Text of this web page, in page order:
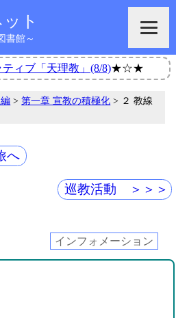
ト
書館～
ィブ「天理教」(8/8)★☆★
>第一章 宣教の積極化 > ２ 教線
へ
巡教活動 ＞＞＞
インフォメーション